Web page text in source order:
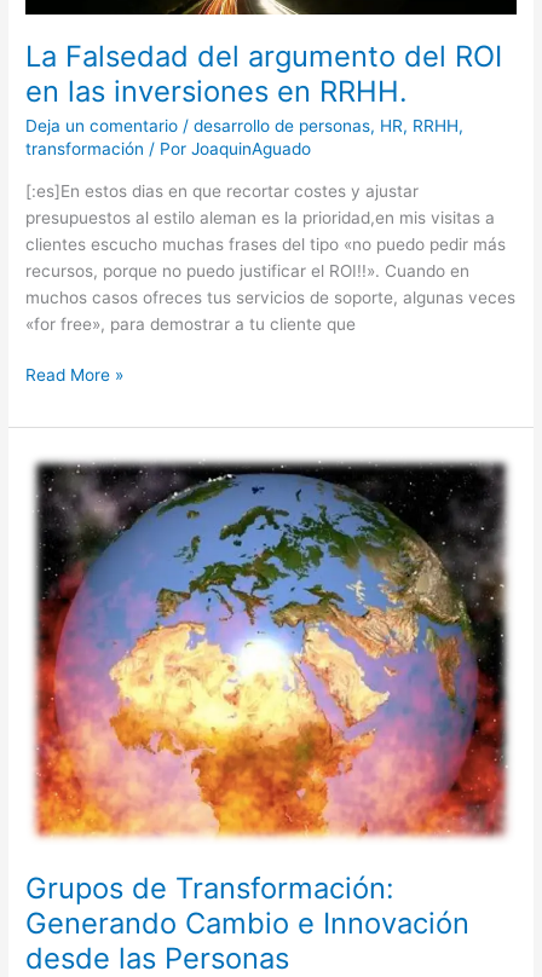
La Falsedad del argumento del ROI
en las inversiones en RRHH.
Deja un comentario /desarrollo de personas, HR, RRHH,
transformación / PorJoaquinAguado
[:es]En estos dias en que recortar costes y ajustar
presupuestos al estilo aleman es la prioridad,en mis visitas a
clientes escucho muchas frases del tipo «no puedo pedir más
recursos, porque no puedo justificar el ROI!!». Cuando en
muchos casos ofreces tus servicios de soporte, algunas veces
«for free», para demostrar a tu cliente que
en
RRHH.
Read More »
Grupos de Transformación:
Generando Cambio e Innovación
desde las Personas
Grupos
de
Transformación:
Generando
Cambio
Innovación
desde
Personas